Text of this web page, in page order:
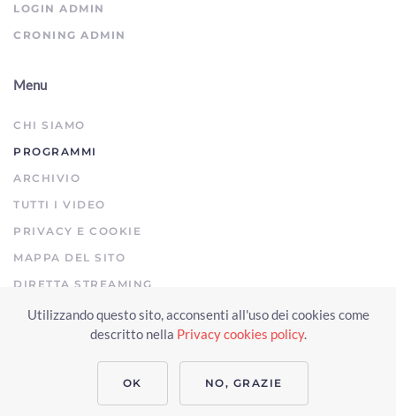
LOGIN ADMIN
CRONING ADMIN
Menu
CHI SIAMO
PROGRAMMI
ARCHIVIO
TUTTI I VIDEO
PRIVACY E COOKIE
MAPPA DEL SITO
DIRETTA STREAMING
Copyright © 2023 Arezzo TV. Tutti i diritti riservati.
drone
applicativo video yutub 2023 by clickandfly
Utilizzando questo sito, acconsenti all'uso dei cookies come
descritto nella Privacy cookies policy.
OK NO, GRAZIE